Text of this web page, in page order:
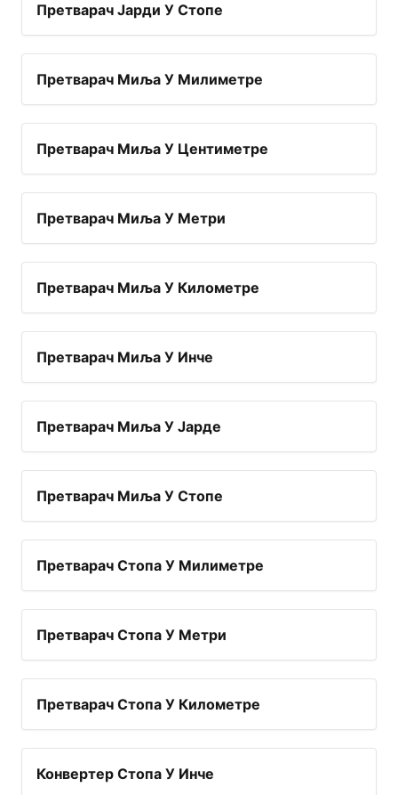
Претварач Јарди У Стопе
Претварач Миља У Милиметре
Претварач Миља У Центиметре
Претварач Миља У Метри
Претварач Миља У Километре
Претварач Миља У Инче
Претварач Миља У Јарде
Претварач Миља У Стопе
Претварач Стопа У Милиметре
Претварач Стопа У Метри
Претварач Стопа У Километре
Конвертер Стопа У Инче